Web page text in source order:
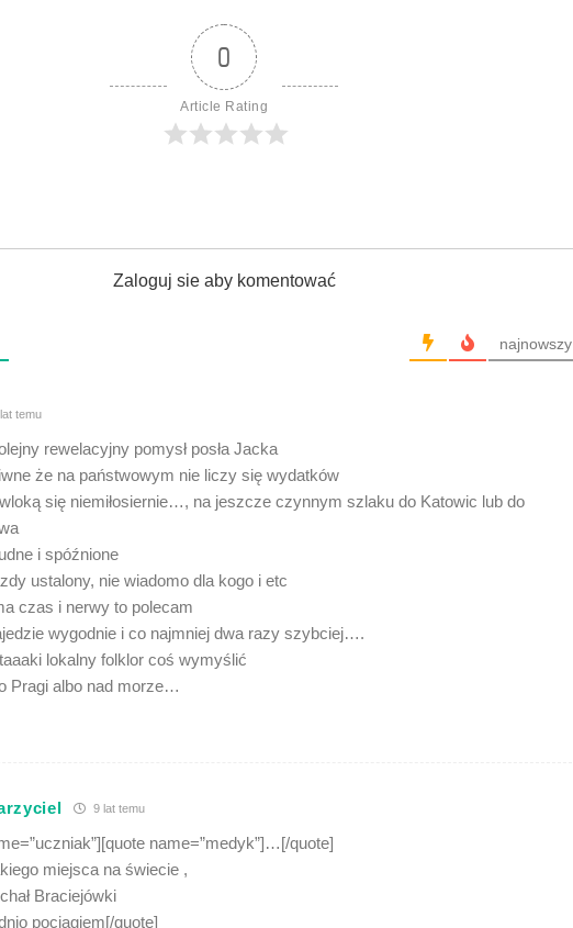
0
Article Rating
Zaloguj sie aby komentować
najnowszy
temu
rewelacyjny pomysł posła Jacka
że na państwowym nie liczy się wydatków
się niemiłosiernie…, na jeszcze czynnym szlaku do Katowic lub do
i spóźnione
ustalony, nie wiadomo dla kogo i etc
czas i nerwy to polecam
wygodnie i co najmniej dwa razy szybciej….
lokalny folklor coś wymyślić
Pragi albo nad morze…
9 lat temu
name=”medyk”]…[/quote]
miejsca na świecie ,
Braciejówki
pociągiem[/quote]